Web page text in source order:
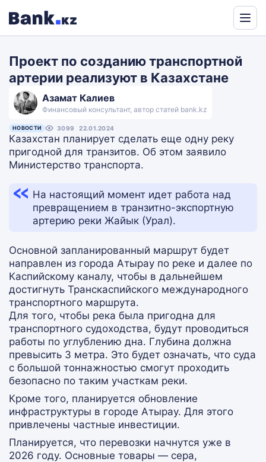
Translate
Проект по созданию транспортной
артерии реализуют в Казахстане
Азамат Калиев
Финансовый консультант, автор статей bank.kz
НОВОСТИ 3099 22.01.2024
Казахстан планирует сделать еще одну реку
пригодной для транзитов. Об этом заявило
Министерство транспорта.
На настоящий момент идет работа над
превращением в транзитно-экспортную
артерию реки Жайык (Урал).
Основной запланированный маршрут будет
направлен из города Атырау по реке и далее по
Каспийскому каналу, чтобы в дальнейшем
достигнуть Транскаспийского международного
транспортного маршрута.
Для того, чтобы река была пригодна для
транспортного судоходства, будут проводиться
работы по углублению дна. Глубина должна
превысить 3 метра. Это будет означать, что суда
с большой тоннажностью смогут проходить
безопасно по таким участкам реки.
Кроме того, планируется обновление
инфраструктуры в городе Атырау. Для этого
привлечены частные инвестиции.
Планируется, что перевозки начнутся уже в
2026 году. Основные товары — сера,